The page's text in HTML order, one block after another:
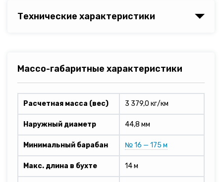
Технические характеристики
Массо-габаритные характеристики
Расчетная масса (вес) 3 379,0 кг/км
Наружный диаметр 44,8 мм
Минимальный барабан № 16 — 175 м
Макс. длина в бухте 14 м